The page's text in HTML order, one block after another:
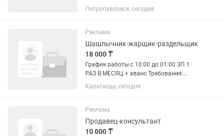
«Discovery Borovoe» — это современный
курорт-отель для семейного отдыха,
природной зоне: среди соснового...
Петропавловск, сегодня
Реклама
Шашлычник-жарщик-раздельщик
18 000 ₸
График работы с 10:00 до 01:00 ЗП 1
РАЗ В МЕСЯЦ + аванс Требования:
Опыт работы шашлычником
(жарщиком-раздельщиком)
различными видами мяса и
соблюдать технологии...
Караганда, сегодня
Реклама
Продавец-консультант
10 000 ₸